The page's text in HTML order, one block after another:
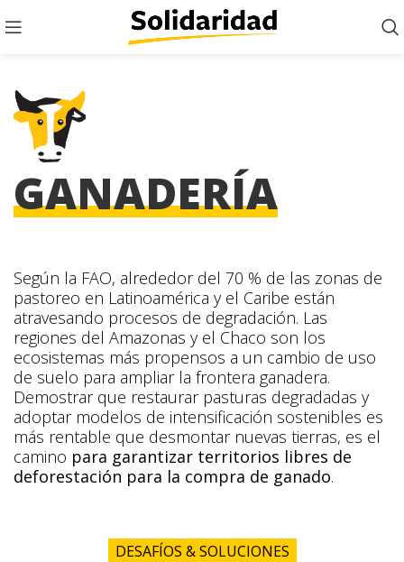
GANADERÍA
Según la FAO, alrededor del 70 % de las zonas de
pastoreo en Latinoamérica y el Caribe están
atravesando procesos de degradación. Las
regiones del Amazonas y el Chaco son los
ecosistemas más propensos a un cambio de uso
de suelo para ampliar la frontera ganadera.
Demostrar que restaurar pasturas degradadas y
adoptar modelos de intensificación sostenibles es
más rentable que desmontar nuevas tierras, es el
camino para garantizar territorios libres de
deforestación para la compra de ganado.
DESAFÍOS & SOLUCIONES